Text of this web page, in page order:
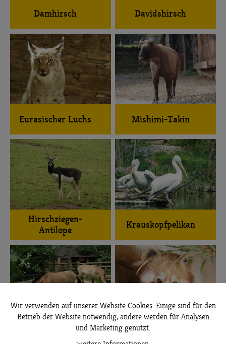
Damhirsch Davidshirsch
Eurasischer Luchs Mishimi-Takin
Hirschziegen-
Antilope
Krauskopfpelikan
Przewalski-
Roter Panda
Wir verwenden auf unserer Website Cookies. Einige sind für den
Betrieb der Website notwendig, andere werden für Analysen
und Marketing genutzt.